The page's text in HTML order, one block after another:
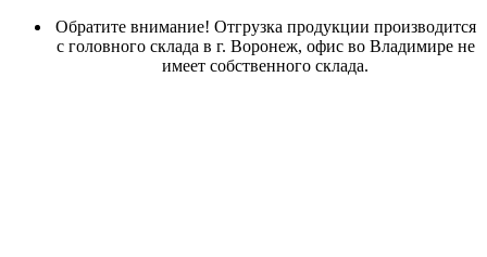
Обратите внимание! Отгрузка продукции производится
с головного склада в г. Воронеж, офис во Владимире не
имеет собственного склада.